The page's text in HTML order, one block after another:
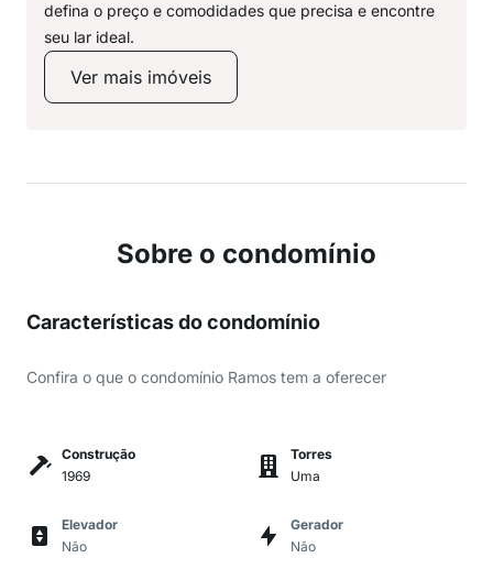
defina o preço e comodidades que precisa e encontre
seu lar ideal.
Ver mais imóveis
Sobre o condomínio
Características do condomínio
Confira o que o condomínio Ramos tem a oferecer
Construção
1969
Torres
Uma
Elevador
Não
Gerador
Não